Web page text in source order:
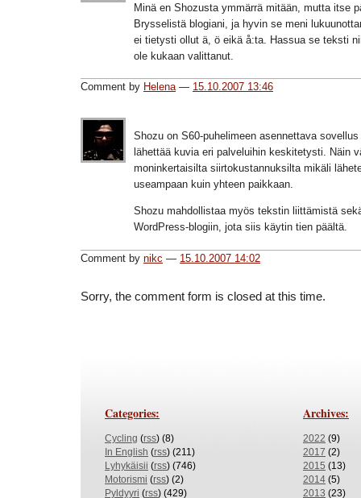
Minä en Shozusta ymmärrä mitään, mutta itse
Brysselistä blogiani, ja hyvin se meni
ei tietysti ollut ä, ö eikä å:ta. Hassua se teksti
ole kukaan valittanut.
Comment by Helena— 15.10.2007 13:46
Shozu on S60-puhelimeen asennettava
lähettää kuvia eri palveluihin keskitetysti. Näin
moninkertaisilta siirtokustannuksilta mikäli
useampaan kuin yhteen paikkaan.
Shozu mahdollistaa myös tekstin liittämistä
WordPress-blogiin, jota siis käytin tien päältä.
Comment by nikc — 15.10.2007 14:02
Sorry, the comment form is closed at this time.
Categories:
Cycling (rss) (8)
In English (rss) (211)
Lyhykäisii (rss) (746)
Motorismi (rss) (2)
Pyldyyri (rss) (429)
Archives:
2022 (9)
2017 (2)
2015 (13)
2014 (5)
2013 (23)